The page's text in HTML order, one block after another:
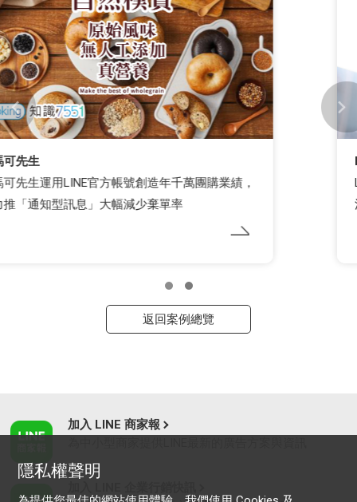
LINE官方帳號小編實戰營：10大品牌揭露成功心
法，解鎖行銷新高度！
返回案例總覽
加入 LINE 商家報
隱私權聲明